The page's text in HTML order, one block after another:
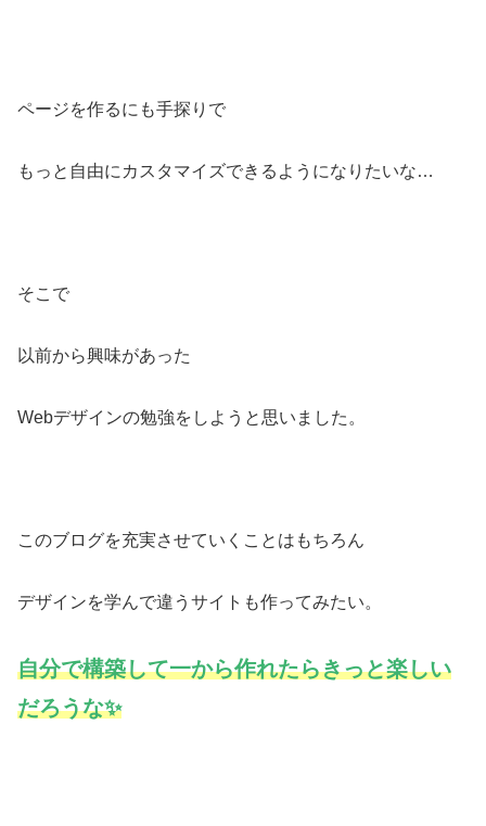
ページを作るにも手探りで
もっと自由にカスタマイズできるようになりたいな…
そこで
以前から興味があった
Webデザインの勉強をしようと思いました。
このブログを充実させていくことはもちろん
デザインを学んで違うサイトも作ってみたい。
自分で構築して一から作れたらきっと楽しい
だろうな✨